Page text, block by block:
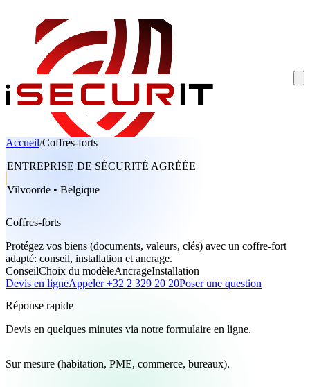
Accueil/Coffres-forts
ENTREPRISE DE SÉCURITÉ AGRÉÉE
Vilvoorde • Belgique
Coffres-forts
Protégez vos biens (documents, valeurs, clés) avec un coffre-fort
adapté: conseil, installation et ancrage.
ConseilChoix du modèleAncrageInstallation
Devis en ligneAppeler +32 2 329 20 20Poser une question
Réponse rapide
Devis en quelques minutes via notre formulaire en ligne.
Sur mesure (habitation, PME, commerce, bureaux).